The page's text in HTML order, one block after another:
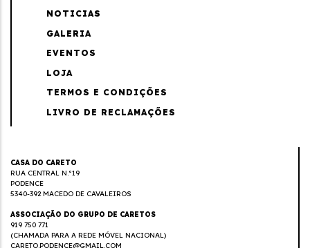
NOTICIAS
GALERIA
EVENTOS
LOJA
TERMOS E CONDIÇÕES
LIVRO DE RECLAMAÇÕES
CASA DO CARETO
RUA CENTRAL N.º19
PODENCE
5340-392 MACEDO DE CAVALEIROS
ASSOCIAÇÃO DO GRUPO DE CARETOS
919 750 771
(CHAMADA PARA A REDE MÓVEL NACIONAL)
CARETO.PODENCE@GMAIL.COM